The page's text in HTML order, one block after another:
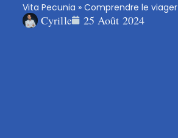
Vita Pecunia » Comprendre le viager
Cyrille 25 Août 2024